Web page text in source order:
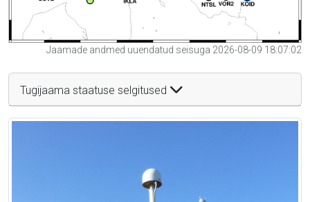
Jaamade andmed uuendatud seisuga 2026-08-09 18:07:02
Tugijaama staatuse selgitused